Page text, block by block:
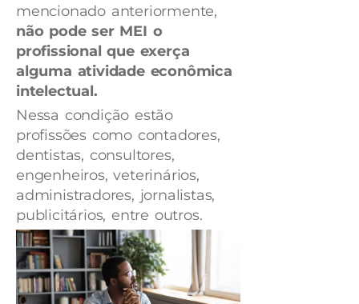
mencionado anteriormente,
não pode ser MEI o
profissional que exerça
alguma atividade econômica
intelectual.
Nessa condição estão
profissões como contadores,
dentistas, consultores,
engenheiros, veterinários,
administradores, jornalistas,
publicitários, entre outros.